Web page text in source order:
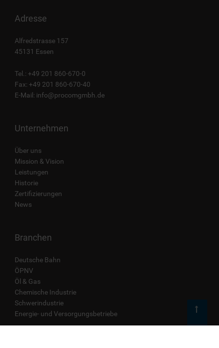
Adresse
Alfredstrasse 157
45131 Essen
Tel.: +49 201 860-670-0
Fax: +49 201 860-670-40
E-Mail: info@procomgmbh.de
Unternehmen
Über uns
Mission & Vision
Leistungen
Historie
Zertifizierungen
News
Branchen
Deutsche Bahn
ÖPNV
Öl & Gas
Chemische Industrie
Schwerindustrie
Energie- und Versorgungsbetriebe